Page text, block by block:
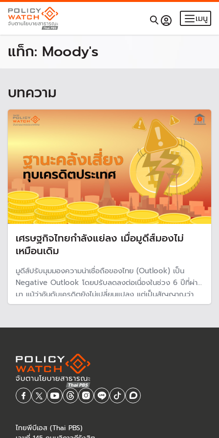
เมนู
แท็ก: Moody's
บทความ
เศรษฐกิจไทยกำลังแย่ลง เมื่อมูดีส์มองไม่
เหมือนเดิม
มูดีส์ปรับมุมมองความน่าเชื่อถือของไทย (Outlook) เป็น
Negative Outlook โดยปรับลดลงต่อเนื่องในช่วง 6 ปีที่ผ่าน
มา แม้ว่าอันดับเครดิตยังไม่เปลี่ยนแปลง แต่เป็นสัญญาณว่า
เศรษฐกิจไทยกำลังเผชิญกับปัญหามากขึ้นเรื่อย ๆ โดยเฉพาะ
ไทยพีบีเอส (Thai PBS)